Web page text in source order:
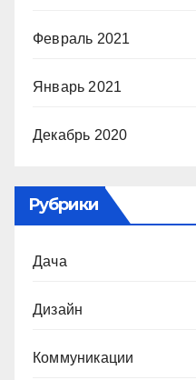
Февраль 2021
Январь 2021
Декабрь 2020
Рубрики
Дача
Дизайн
Коммуникации